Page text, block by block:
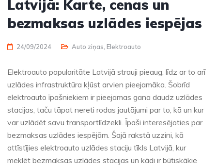
Latvijā: Karte, cenas un
bezmaksas uzlādes iespējas
24/09/2024 Auto ziņas Elektroauto
Elektroauto popularitāte Latvijā strauji pieaug, līdz ar to arī
uzlādes infrastruktūra kļūst arvien pieejamāka. Šobrīd
elektroauto īpašniekiem ir pieejamas gana daudz uzlādes
stacijas, taču tāpat nereti rodas jautājumi par to, kā un kur
var uzlādēt savu transportlīdzekli. Īpaši interesējoties par
bezmaksas uzlādes iespējām. Šajā rakstā uzzini, kā
attīstījies elektroauto uzlādes staciju tīkls Latvijā, kur
meklēt bezmaksas uzlādes stacijas un kādi ir būtiskākie